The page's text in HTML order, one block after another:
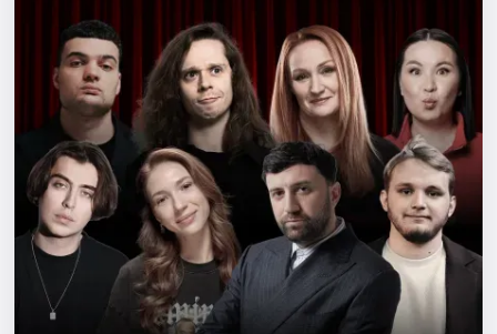
События
Города
Площадки
Артисты
Рейтинги